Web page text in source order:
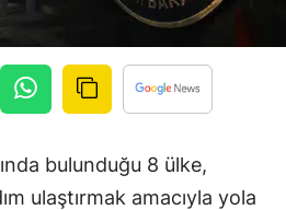
bulunduğu 8 ülke,
ulaştırmak amacıyla yola